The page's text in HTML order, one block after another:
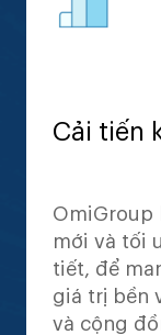
Cải tiến
OmiGroup
mới và tối
tiết, để
giá trị bền
và cộng